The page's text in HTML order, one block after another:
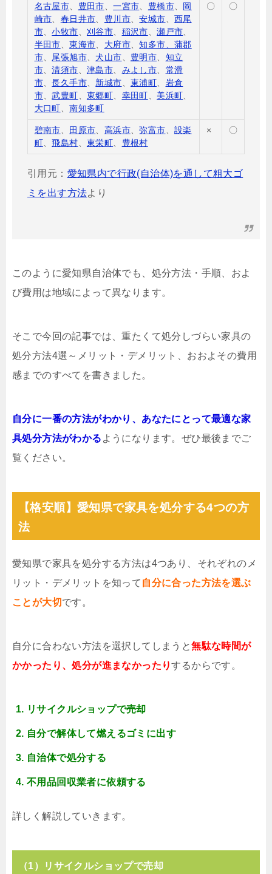
名古屋市 豊田市 、一宮市 豊橋市、 岡
崎市
春日井市 豊川市、安城市
西尾
市、小牧市 刈谷市 稲沢市 、瀬戸市
半田市 、東海市 大府市、知多市、蒲郡
市、 尾張旭市、犬山市 豊明市
知立
市、清須市 津島市 みよし市
常滑
市、長久手市、 新城市 東浦町
岩倉
市、武豊町 東郷町 幸田町 美浜町
大口町 、南知多町
〇 〇
碧南市 田原市 高浜市、弥富市
設楽
町、飛島村 東栄町 豊根村
× 〇
引用元： 愛知県内で行政(自治体)を通して粗大ゴ
ミを出す方法より
このように愛知県自治体でも、処分方法・手順、およ
び費用は地域によって異なります。
そこで今回の記事では、重たくて処分しづらい家具の
処分方法4選～メリット・デメリット、おおよその費用
感までのすべてを書きました。
自分に一番の方法がわかり、あなたにとって最適な家
具処分方法がわかる ようになります。ぜひ最後までご
覧ください。
【格安順】愛知県で家具を処分する4つの方
法
愛知県で家具を処分する方法は4つあり、それぞれのメ
リット・デメリットを知って 自分に合った方法を選ぶ
ことが大切です。
自分に合わない方法を選択してしまうと無駄な時間が
かかったり、処分が進まなかったりするからです。
リサイクルショップで売却
自分で解体して燃えるゴミに出す
自治体で処分する
不用品回収業者に依頼する
詳しく解説していきます。
（1）リサイクルショップで売却